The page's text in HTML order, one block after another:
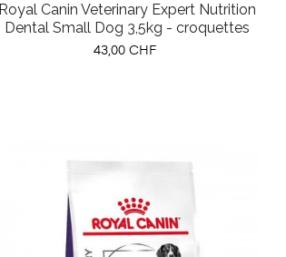
Royal Canin Veterinary Expert Nutrition
Dental Small Dog 3,5kg - croquettes
Prix
43,00 CHF